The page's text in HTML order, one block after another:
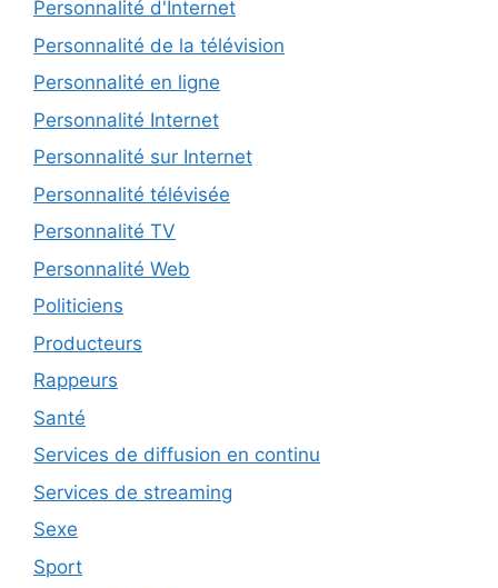
Personnalité d'Internet
Personnalité de la télévision
Personnalité en ligne
Personnalité Internet
Personnalité sur Internet
Personnalité télévisée
Personnalité TV
Personnalité Web
Politiciens
Producteurs
Rappeurs
Santé
Services de diffusion en continu
Services de streaming
Sexe
Sport